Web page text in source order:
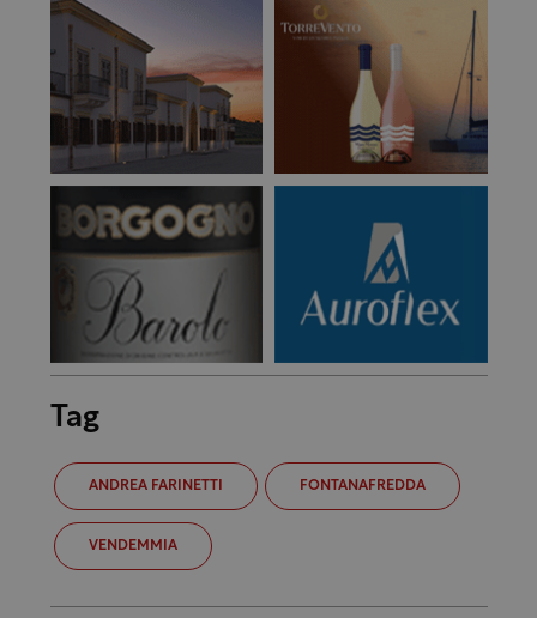
Tag
ANDREA FARINETTI FONTANAFREDDA
VENDEMMIA